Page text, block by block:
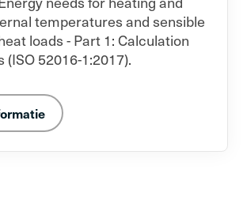
temperatures and sensible
loads - Part 1: Calculation
52016-1:2017).